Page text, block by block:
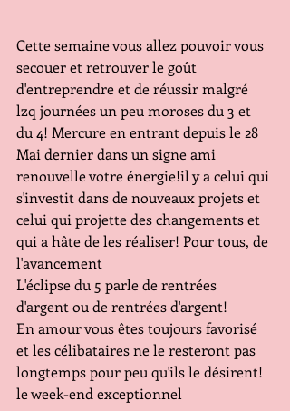
Cette semaine vous allez pouvoir vous
secouer et retrouver le goût
d'entreprendre et de réussir malgré
lzq journées un peu moroses du 3 et
du 4! Mercure en entrant depuis le 28
Mai dernier dans un signe ami
renouvelle votre énergie!il y a celui qui
s'investit dans de nouveaux projets et
celui qui projette des changements et
qui a hâte de les réaliser! Pour tous, de
l'avancement
L'éclipse du 5 parle de rentrées
d'argent ou de rentrées d'argent!
En amour vous êtes toujours favorisé
et les célibataires ne le resteront pas
longtemps pour peu qu'ils le désirent!
le week-end exceptionnel